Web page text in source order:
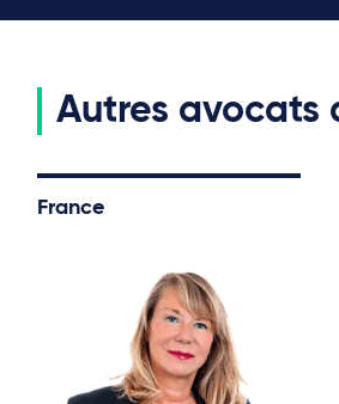
Autres avocats
France